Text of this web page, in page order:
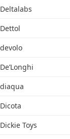
Deltalabs
Dettol
devolo
De’Longhi
diaqua
Dicota
Dickie Toys